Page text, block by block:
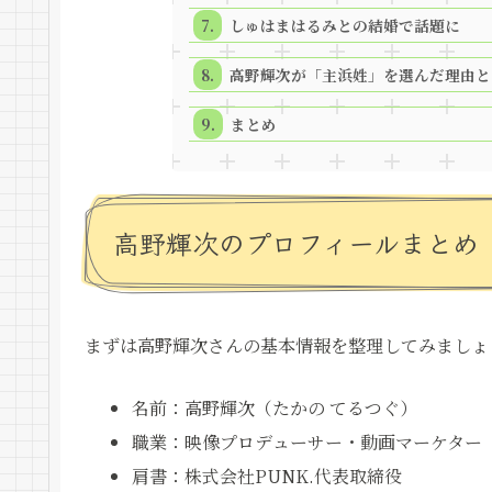
しゅはまはるみとの結婚で話題に
高野輝次が「主浜姓」を選んだ理由
まとめ
高野輝次のプロフィールまとめ
まずは高野輝次さんの基本情報を整理してみまし
名前：高野輝次（たかの てるつぐ）
職業：映像プロデューサー・動画マーケター
肩書：株式会社PUNK.代表取締役